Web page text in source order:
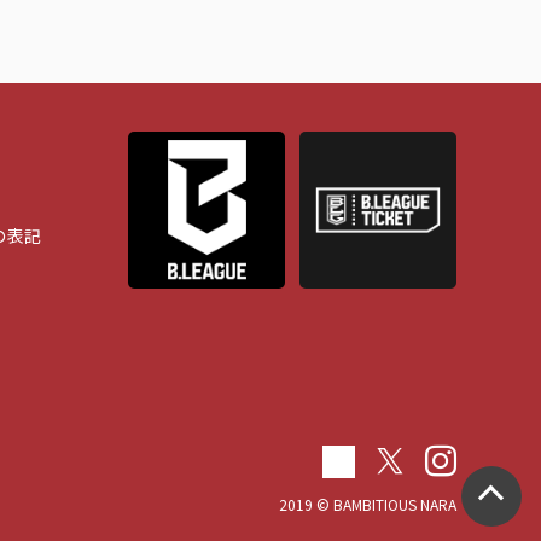
表記
2019 © BAMBITIOUS NARA